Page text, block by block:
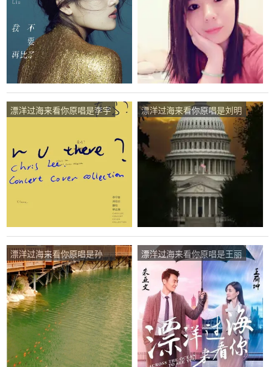
漂洋过海来看你原唱是李宇
漂洋过海来看你原唱是刘明
湘，由丹翻唱(播放:34)
漂洋过海来看你原唱是孙
露，由雨馨翻唱(播放:18)
漂洋过海来看你原唱是王丽
坤/朱亚文，由往事随风翻
唱(播放:221)